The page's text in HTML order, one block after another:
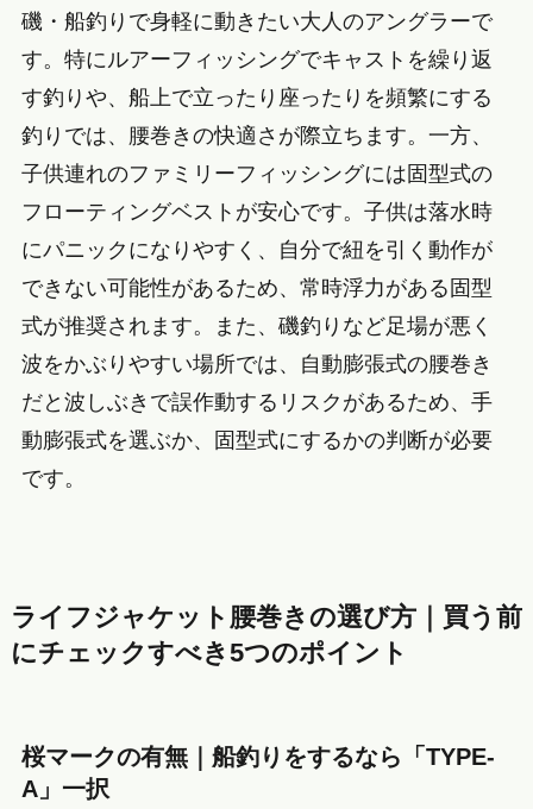
磯・船釣りで身軽に動きたい大人のアングラーで
す。特にルアーフィッシングでキャストを繰り返
す釣りや、船上で立ったり座ったりを頻繁にする
釣りでは、腰巻きの快適さが際立ちます。一方、
子供連れのファミリーフィッシングには固型式の
フローティングベストが安心です。子供は落水時
にパニックになりやすく、自分で紐を引く動作が
できない可能性があるため、常時浮力がある固型
式が推奨されます。また、磯釣りなど足場が悪く
波をかぶりやすい場所では、自動膨張式の腰巻き
だと波しぶきで誤作動するリスクがあるため、手
動膨張式を選ぶか、固型式にするかの判断が必要
です。
ライフジャケット腰巻きの選び方｜買う前
にチェックすべき5つのポイント
桜マークの有無｜船釣りをするなら「TYPE-
A」一択